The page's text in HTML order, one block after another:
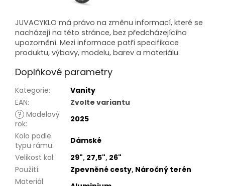
JUVACYKLO má právo na změnu informací, které se
nacházejí na této stránce, bez předcházejícího
upozornění. Mezi informace patří specifikace
produktu, výbavy, modelu, barev a materiálu.
Doplňkové parametry
Kategorie:
Vanity
EAN:
Zvolte variantu
? Modelový
rok:
2025
Kolo podle
typu rámu:
Dámské
Velikost kol: 29", 27,5", 26"
Použití: Zpevněné cesty, Náročný terén
Materiál